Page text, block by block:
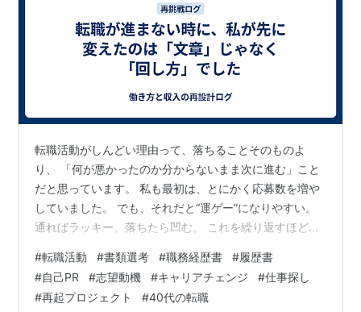
転職活動がしんどい理由って、落ちることそのものよ
り、 「何が悪かったのか分からないまま次に進む」こと
だと思っています。 私も最初は、とにかく応募数を増や
していました。 でも、それだと“運ゲー”になりやすい。
通ればラッキー、落ちたら凹む。 これを繰り返すほど、
方を変えました。 文章を頑張る前に、まず 転職活動を
「改善できる形」に整える ことにしました。 1）まず“転
職をプロジェクト化”する 転職って、感情でやるとブレま
#転職活動 #書類選考 #職務経歴書 #履歴書
#自己PR #志望動機 #キャリアチェンジ #仕事探し
#再起プロジェクト #40代の転職